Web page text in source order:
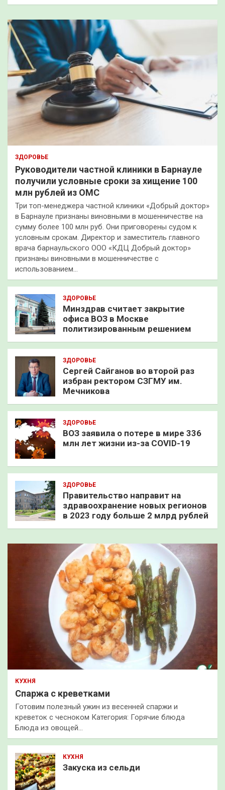
ЗДОРОВЬЕ
Руководители частной клиники в Барнауле
получили условные сроки за хищение 100
млн рублей из ОМС
Три топ-менеджера частной клиники «Добрый доктор»
в Барнауле признаны виновными в мошенничестве на
сумму более 100 млн руб. Они приговорены судом к
условным срокам. Директор и заместитель главного
врача барнаульского ООО «КДЦ Добрый доктор»
признаны виновными в мошенничестве с
использованием…
ЗДОРОВЬЕ
Минздрав считает закрытие
офиса ВОЗ в Москве
политизированным решением
ЗДОРОВЬЕ
Сергей Сайганов во второй раз
избран ректором СЗГМУ им.
Мечникова
ЗДОРОВЬЕ
ВОЗ заявила о потере в мире 336
млн лет жизни из-за COVID-19
ЗДОРОВЬЕ
Правительство направит на
здравоохранение новых регионов
в 2023 году больше 2 млрд рублей
КУХНЯ
Спаржа с креветками
Готовим полезный ужин из весенней спаржи и
креветок с чесноком Категория: Горячие блюда
Блюда из овощей…
КУХНЯ
Закуска из сельди